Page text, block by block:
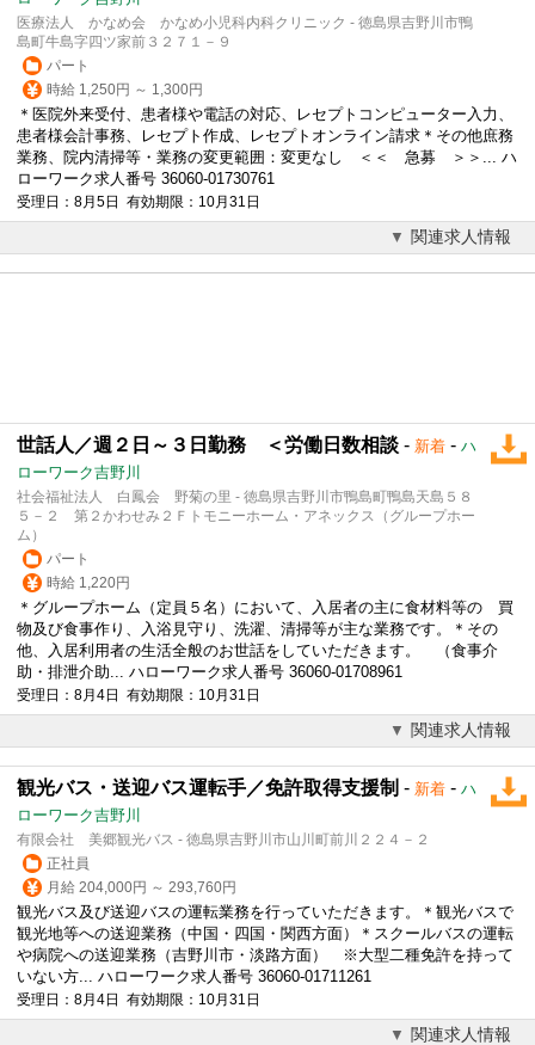
医療法人 かなめ会 かなめ小児科内科クリニック - 徳島県吉野川市鴨
島町牛島字四ツ家前３２７１－９
パート
時給 1,250円 ～ 1,300円
＊医院外来受付、患者様や電話の対応、レセプトコンピューター入力、
患者様会計事務、レセプト作成、レセプトオンライン請求＊その他庶務
業務、院内清掃等・業務の変更範囲：変更なし ＜＜ 急募 ＞＞... ハ
ローワーク求人番号 36060-01730761
受理日：8月5日 有効期限：10月31日
関連求人情報
世話人／週２日～３日勤務 ＜労働日数相談 - 新着 - ハ
ローワーク吉野川
社会福祉法人 白鳳会 野菊の里 - 徳島県吉野川市鴨島町鴨島天島５８
５－２ 第２かわせみ２Ｆトモニーホーム・アネックス（グループホー
ム）
パート
時給 1,220円
＊グループホーム（定員５名）において、入居者の主に食材料等の 買
物及び食事作り、入浴見守り、洗濯、清掃等が主な業務です。＊その
他、入居利用者の生活全般のお世話をしていただきます。 （食事介
助・排泄介助... ハローワーク求人番号 36060-01708961
受理日：8月4日 有効期限：10月31日
関連求人情報
観光バス・送迎バス運転手／免許取得支援制 - 新着 - ハ
ローワーク吉野川
有限会社 美郷観光バス - 徳島県吉野川市山川町前川２２４－２
正社員
月給 204,000円 ～ 293,760円
観光バス及び送迎バスの運転業務を行っていただきます。＊観光バスで
観光地等への送迎業務（中国・四国・関西方面）＊スクールバスの運転
や病院への送迎業務（吉野川市・淡路方面） ※大型二種免許を持って
いない方... ハローワーク求人番号 36060-01711261
受理日：8月4日 有効期限：10月31日
関連求人情報